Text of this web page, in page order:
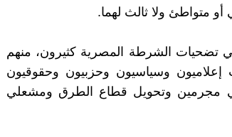
أو متواطئ ولا ثالث لهما.
تضحيات الشرطة المصرية كثيرون، منهم
وسياسيون وحزبيون وحقوقيون
مجرمين وتحويل قطاع الطرق ومشعلي